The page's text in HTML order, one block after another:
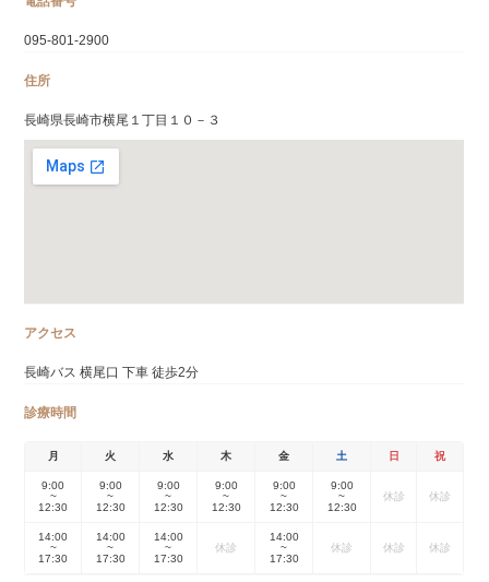
095-801-2900
住所
長崎県長崎市横尾１丁目１０－３
アクセス
長崎バス 横尾口 下車 徒歩2分
診療時間
月 火 水 木 金 土 日 祝
9:00
~
12:30
9:00
~
12:30
9:00
~
12:30
9:00
~
12:30
9:00
~
12:30
9:00
~
12:30
休診 休診
14:00
~
17:30
14:00
~
17:30
14:00
~
17:30
休診
14:00
~
17:30
休診 休診 休診